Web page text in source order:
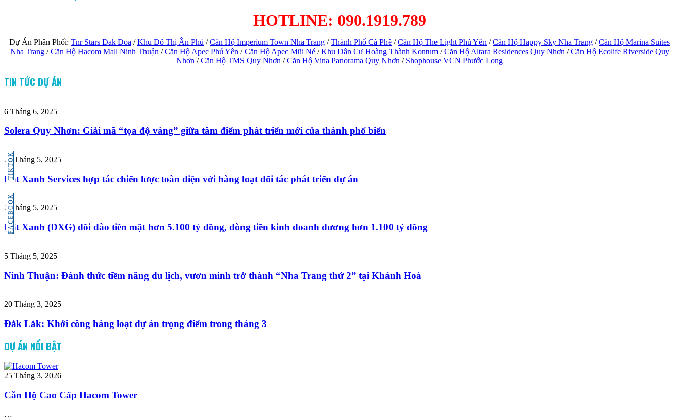
FACEBOOK
TIKTOK
HOTLINE: 090.1919.789
Dự Án Phân Phối: Tnr Stars Đak Đoa /Khu Đô Thị Ân Phú /Căn Hộ Imperium Town Nha Trang /Thành Phố Cà Phê /Căn Hộ The Light Phú Yên /Căn Hộ Happy Sky Nha Trang /Căn Hộ Marina Suites
Nha Trang/Căn Hộ Hacom Mall Ninh Thuận /Căn Hộ Apec Phú Yên /Căn Hộ Apec Mũi Né/Khu Dân Cư Hoàng Thành Kontum/Căn Hộ Altara Residences Quy Nhơn /Căn Hộ Ecolife Riverside Quy
Nhơn /Căn Hộ TMS Quy Nhơn /Căn Hộ Vina Panorama Quy Nhơn / Shophouse VCN Phước Long
TIN TỨC DỰ ÁN
6 Tháng 6, 2025
Solera Quy Nhơn: Giải mã “tọa độ vàng” giữa tâm điểm phát triển mới của thành phố biển
29 Tháng 5, 2025
Dat Xanh Services hợp tác chiến lược toàn diện với hàng loạt đối tác phát triển dự án
7 Tháng 5, 2025
Đất Xanh (DXG) dồi dào tiền mặt hơn 5.100 tỷ đồng, dòng tiền kinh doanh dương hơn 1.100 tỷ đồng
5 Tháng 5, 2025
Ninh Thuận: Đánh thức tiềm năng du lịch, vươn mình trở thành “Nha Trang thứ 2” tại Khánh Hoà
20 Tháng 3, 2025
Đắk Lắk: Khởi công hàng loạt dự án trọng điểm trong tháng 3
DỰ ÁN NỔI BẬT
25 Tháng 3, 2026
Căn Hộ Cao Cấp Hacom Tower
…